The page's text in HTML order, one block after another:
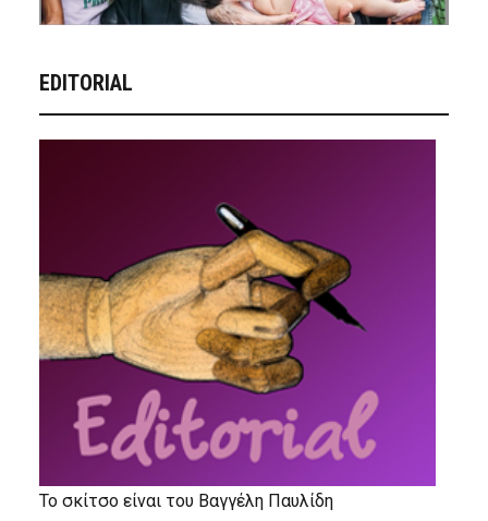
EDITORIAL
Το σκίτσο είναι του Βαγγέλη Παυλίδη